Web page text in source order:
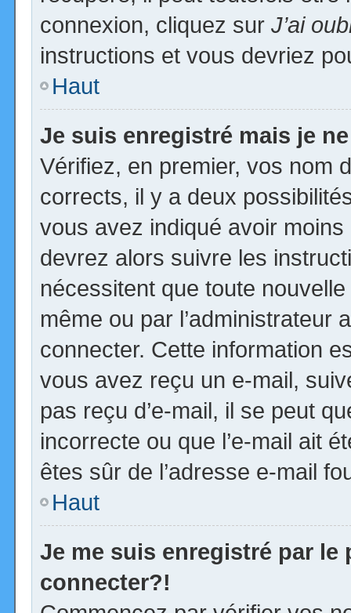
connexion, cliquez sur J’ai
instructions et vous devriez
Haut
Je suis enregistré mais je
Vérifiez, en premier, vos nom
corrects, il y a deux
vous avez indiqué avoir
devrez alors suivre les
nécessitent que toute
même ou par l’administrateur
connecter. Cette information
vous avez reçu un e-mail,
pas reçu d’e-mail, il se peut
incorrecte ou que l’e-mail ait
êtes sûr de l’adresse e-mail
Haut
Je me suis enregistré par le
connecter?!